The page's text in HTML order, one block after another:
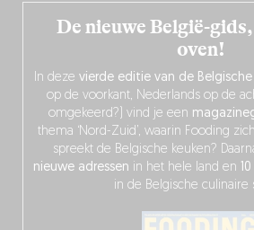
De nieuwe België-
oven!
In deze vierde editie van de
op de voorkant, Nederlands op de
omgekeerd?) vind je een
thema ‘Nord-Zuid’, waarin Fooding
spreekt de Belgische keuken?
nieuwe adressen in het hele land en
in de Belgische culinaire